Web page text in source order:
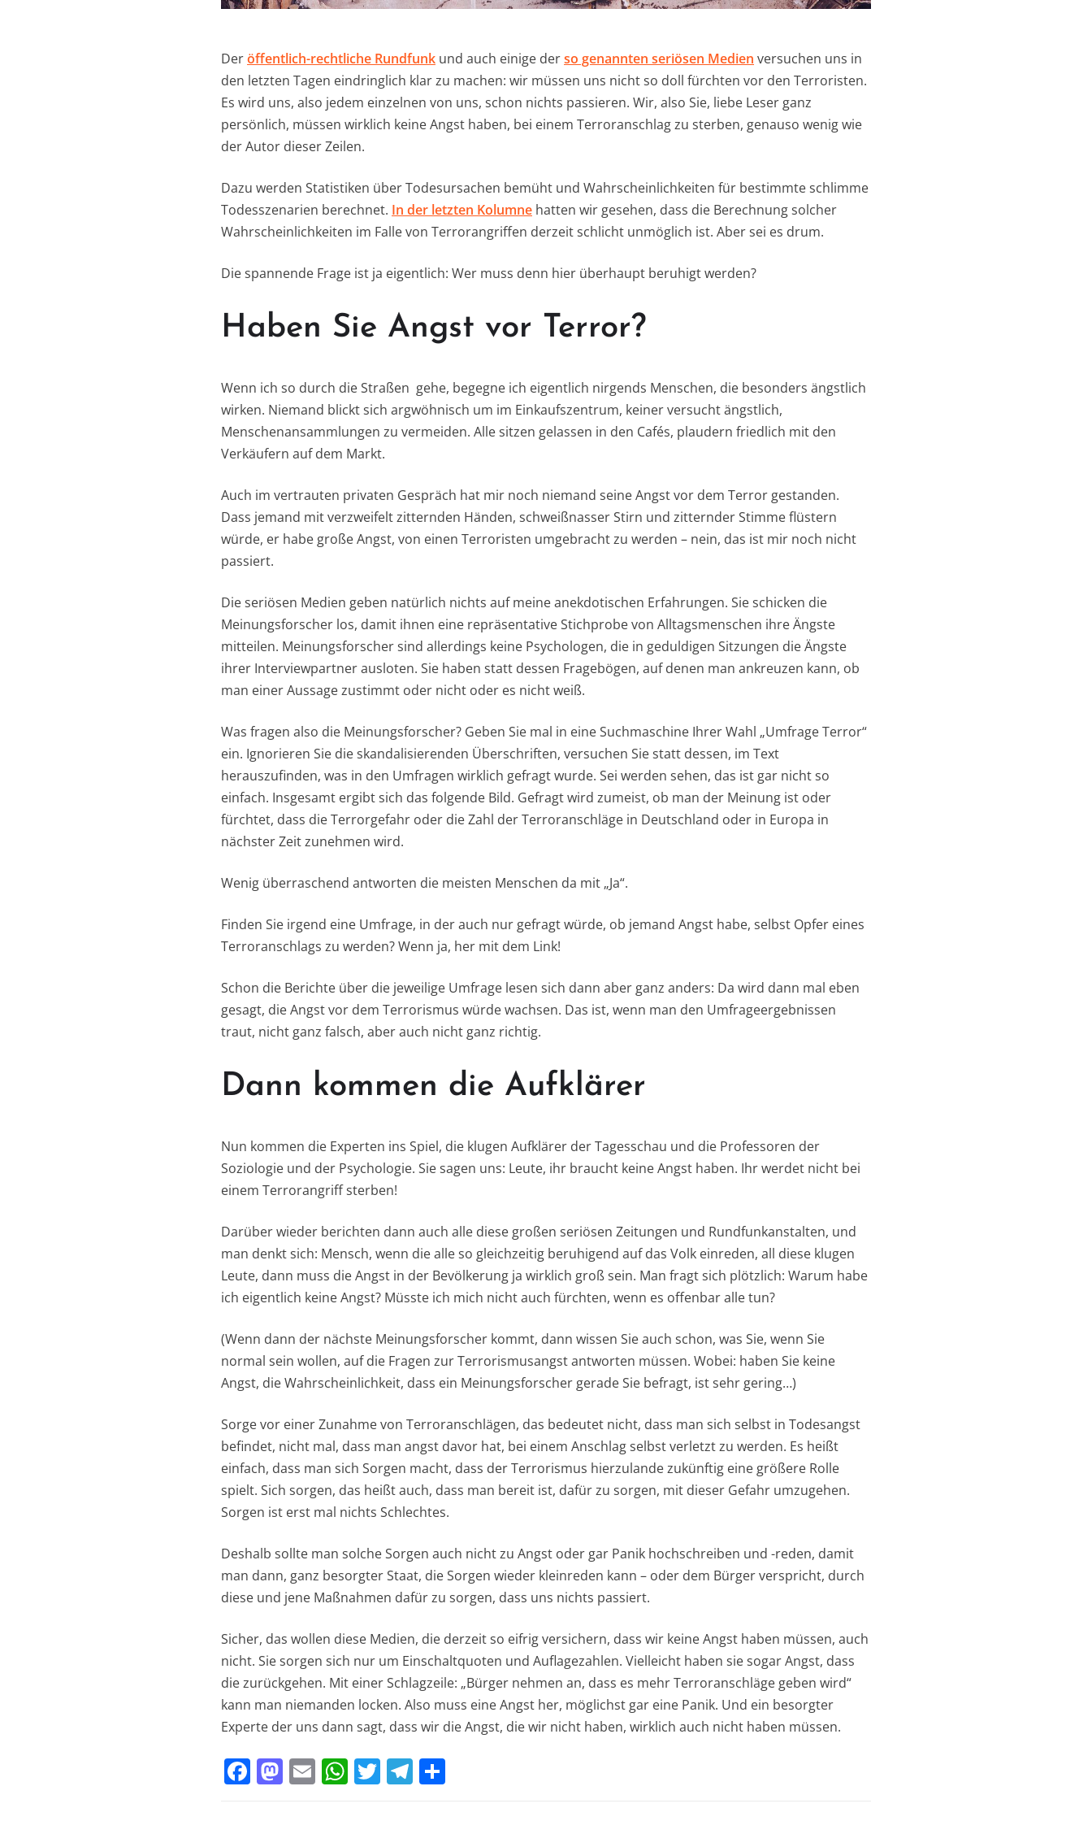
Deröffentlich-rechtliche Rundfunk und auch einige derso genannten seriösen Medien versuchen uns in
den letzten Tagen eindringlich klar zu machen: wir müssen uns nicht so doll fürchten vor den Terroristen.
Es wird uns, also jedem einzelnen von uns, schon nichts passieren. Wir, also Sie, liebe Leser ganz
persönlich, müssen wirklich keine Angst haben, bei einem Terroranschlag zu sterben, genauso wenig wie
der Autor dieser Zeilen.
Dazu werden Statistiken über Todesursachen bemüht und Wahrscheinlichkeiten für bestimmte schlimme
Todesszenarien berechnet. In der letzten Kolumne hatten wir gesehen, dass die Berechnung solcher
Wahrscheinlichkeiten im Falle von Terrorangriffen derzeit schlicht unmöglich ist. Aber sei es drum.
Die spannende Frage ist ja eigentlich: Wer muss denn hier überhaupt beruhigt werden?
Haben Sie Angst vor Terror?
Wenn ich so durch die Straßen gehe, begegne ich eigentlich nirgends Menschen, die besonders ängstlich
wirken. Niemand blickt sich argwöhnisch um im Einkaufszentrum, keiner versucht ängstlich,
Menschenansammlungen zu vermeiden. Alle sitzen gelassen in den Cafés, plaudern friedlich mit den
Verkäufern auf dem Markt.
Auch im vertrauten privaten Gespräch hat mir noch niemand seine Angst vor dem Terror gestanden.
Dass jemand mit verzweifelt zitternden Händen, schweißnasser Stirn und zitternder Stimme flüstern
würde, er habe große Angst, von einen Terroristen umgebracht zu werden – nein, das ist mir noch nicht
passiert.
Die seriösen Medien geben natürlich nichts auf meine anekdotischen Erfahrungen. Sie schicken die
Meinungsforscher los, damit ihnen eine repräsentative Stichprobe von Alltagsmenschen ihre Ängste
mitteilen. Meinungsforscher sind allerdings keine Psychologen, die in geduldigen Sitzungen die Ängste
ihrer Interviewpartner ausloten. Sie haben statt dessen Fragebögen, auf denen man ankreuzen kann, ob
man einer Aussage zustimmt oder nicht oder es nicht weiß.
Was fragen also die Meinungsforscher? Geben Sie mal in eine Suchmaschine Ihrer Wahl „Umfrage Terror“
ein. Ignorieren Sie die skandalisierenden Überschriften, versuchen Sie statt dessen, im Text
herauszufinden, was in den Umfragen wirklich gefragt wurde. Sei werden sehen, das ist gar nicht so
einfach. Insgesamt ergibt sich das folgende Bild. Gefragt wird zumeist, ob man der Meinung ist oder
fürchtet, dass die Terrorgefahr oder die Zahl der Terroranschläge in Deutschland oder in Europa in
nächster Zeit zunehmen wird.
Wenig überraschend antworten die meisten Menschen da mit „Ja“.
Finden Sie irgend eine Umfrage, in der auch nur gefragt würde, ob jemand Angst habe, selbst Opfer eines
Terroranschlags zu werden? Wenn ja, her mit dem Link!
Schon die Berichte über die jeweilige Umfrage lesen sich dann aber ganz anders: Da wird dann mal eben
gesagt, die Angst vor dem Terrorismus würde wachsen. Das ist, wenn man den Umfrageergebnissen
traut, nicht ganz falsch, aber auch nicht ganz richtig.
Dann kommen die Aufklärer
Nun kommen die Experten ins Spiel, die klugen Aufklärer der Tagesschau und die Professoren der
Soziologie und der Psychologie. Sie sagen uns: Leute, ihr braucht keine Angst haben. Ihr werdet nicht bei
einem Terrorangriff sterben!
Darüber wieder berichten dann auch alle diese großen seriösen Zeitungen und Rundfunkanstalten, und
man denkt sich: Mensch, wenn die alle so gleichzeitig beruhigend auf das Volk einreden, all diese klugen
Leute, dann muss die Angst in der Bevölkerung ja wirklich groß sein. Man fragt sich plötzlich: Warum habe
ich eigentlich keine Angst? Müsste ich mich nicht auch fürchten, wenn es offenbar alle tun?
(Wenn dann der nächste Meinungsforscher kommt, dann wissen Sie auch schon, was Sie, wenn Sie
normal sein wollen, auf die Fragen zur Terrorismusangst antworten müssen. Wobei: haben Sie keine
Angst, die Wahrscheinlichkeit, dass ein Meinungsforscher gerade Sie befragt, ist sehr gering…)
Sorge vor einer Zunahme von Terroranschlägen, das bedeutet nicht, dass man sich selbst in Todesangst
befindet, nicht mal, dass man angst davor hat, bei einem Anschlag selbst verletzt zu werden. Es heißt
einfach, dass man sich Sorgen macht, dass der Terrorismus hierzulande zukünftig eine größere Rolle
spielt. Sich sorgen, das heißt auch, dass man bereit ist, dafür zu sorgen, mit dieser Gefahr umzugehen.
Sorgen ist erst mal nichts Schlechtes.
Deshalb sollte man solche Sorgen auch nicht zu Angst oder gar Panik hochschreiben und -reden, damit
man dann, ganz besorgter Staat, die Sorgen wieder kleinreden kann – oder dem Bürger verspricht, durch
diese und jene Maßnahmen dafür zu sorgen, dass uns nichts passiert.
Sicher, das wollen diese Medien, die derzeit so eifrig versichern, dass wir keine Angst haben müssen, auch
nicht. Sie sorgen sich nur um Einschaltquoten und Auflagezahlen. Vielleicht haben sie sogar Angst, dass
die zurückgehen. Mit einer Schlagzeile: „Bürger nehmen an, dass es mehr Terroranschläge geben wird“
kann man niemanden locken. Also muss eine Angst her, möglichst gar eine Panik. Und ein besorgter
Experte der uns dann sagt, dass wir die Angst, die wir nicht haben, wirklich auch nicht haben müssen.
F M E W T T